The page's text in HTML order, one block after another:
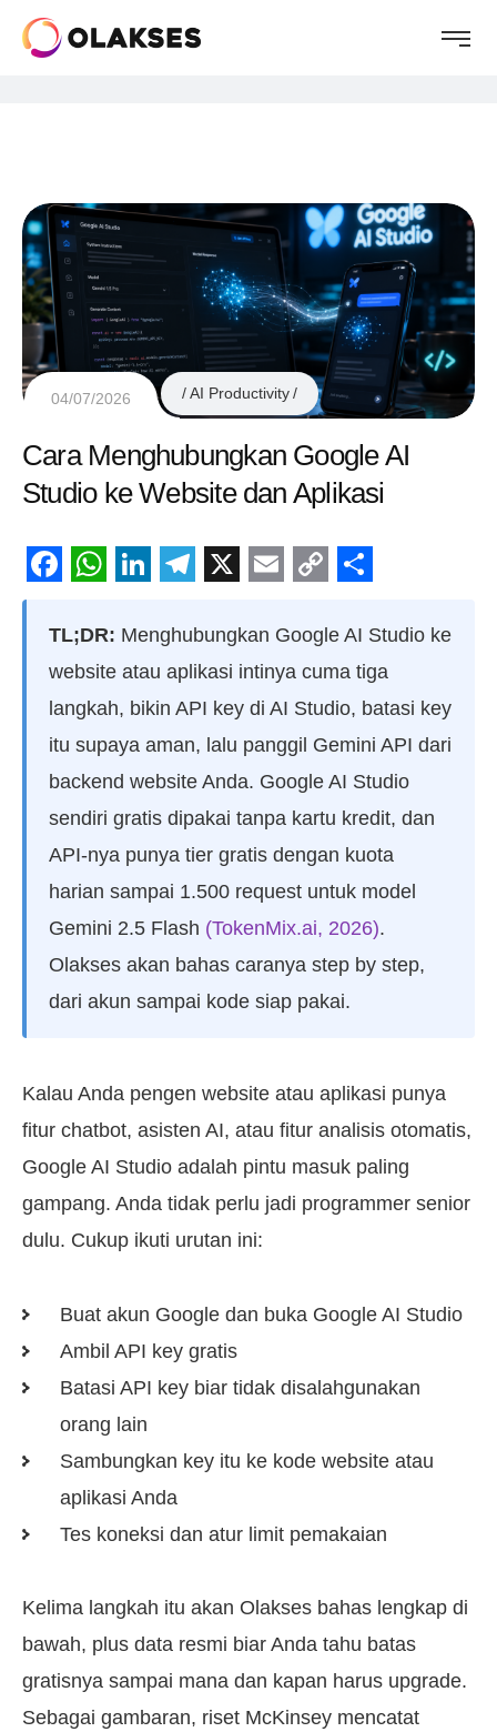
04/07/2026 AI Productivity
Cara Menghubungkan Google AI
Studio ke Website dan Aplikasi
Link
TL;DR: Menghubungkan Google AI Studio ke
website atau aplikasi intinya cuma tiga
langkah, bikin API key di AI Studio, batasi key
itu supaya aman, lalu panggil Gemini API dari
backend website Anda. Google AI Studio
sendiri gratis dipakai tanpa kartu kredit, dan
API-nya punya tier gratis dengan kuota
harian sampai 1.500 request untuk model
Gemini 2.5 Flash (TokenMix.ai, 2026).
Olakses akan bahas caranya step by step,
dari akun sampai kode siap pakai.
Kalau Anda pengen website atau aplikasi punya
fitur chatbot, asisten AI, atau fitur analisis otomatis,
Google AI Studio adalah pintu masuk paling
gampang. Anda tidak perlu jadi programmer senior
dulu. Cukup ikuti urutan ini:
Buat akun Google dan buka Google AI Studio
Ambil API key gratis
Batasi API key biar tidak disalahgunakan
orang lain
Sambungkan key itu ke kode website atau
aplikasi Anda
Tes koneksi dan atur limit pemakaian
Kelima langkah itu akan Olakses bahas lengkap di
bawah, plus data resmi biar Anda tahu batas
gratisnya sampai mana dan kapan harus upgrade.
Sebagai gambaran, riset McKinsey mencatat